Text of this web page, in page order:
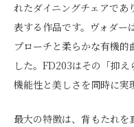
れたダイニングチェアであ
表する作品です。ヴォダー
プローチと柔らかな有機
した。FD203はその「抑え
機能性と美しさを同時に実
最大の特徴は、背もたれを